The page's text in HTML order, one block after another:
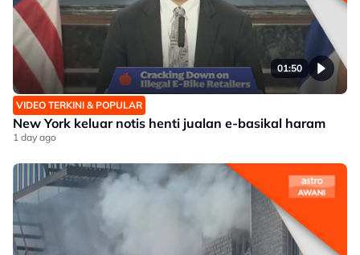
01:50
VIDEO TERKINI & POPULAR
New York keluar notis henti jualan e-basikal haram
1 day ago